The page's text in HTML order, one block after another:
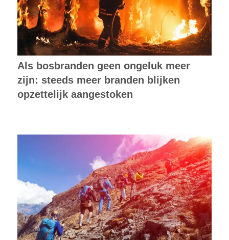
Als bosbranden geen ongeluk meer
zijn: steeds meer branden blijken
opzettelijk aangestoken